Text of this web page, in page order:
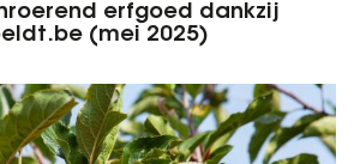
erfgoed dankzij
(mei 2025)